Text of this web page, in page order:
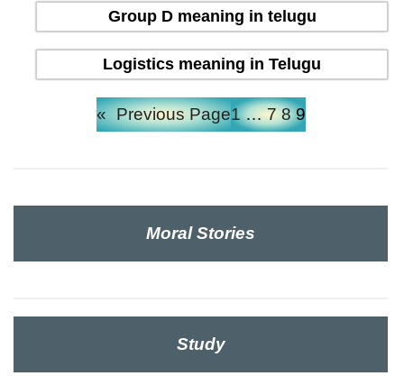
Group D meaning in telugu
Logistics meaning in Telugu
« Previous Page1 … 7 8 9
Moral Stories
Study